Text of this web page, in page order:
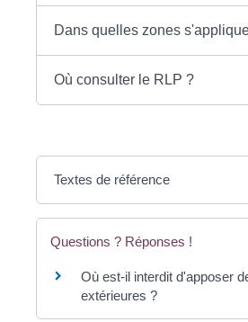
Dans quelles zones
Où consulter le RLP ?
Textes de référence
Questions ? Réponses !
Où est-il interdit d'apposer
extérieures ?